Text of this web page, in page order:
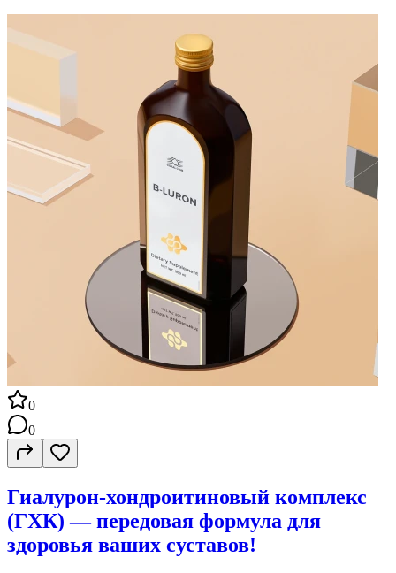
0
0
Гиалурон-хондроитиновый комплекс
(ГХК) — передовая формула для
здоровья ваших суставов!